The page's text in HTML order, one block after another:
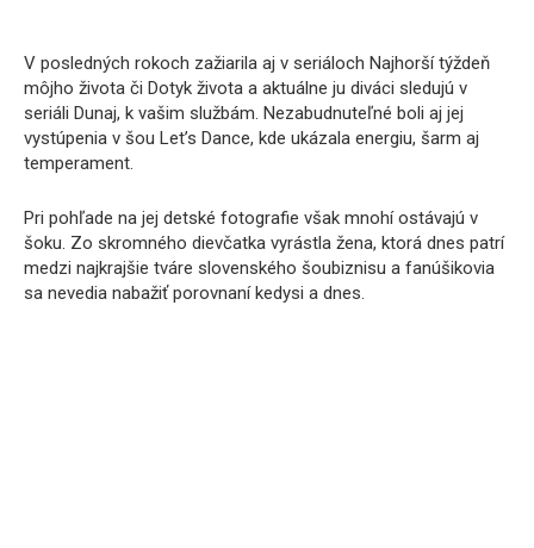
V posledných rokoch zažiarila aj v seriáloch Najhorší týždeň
môjho života či Dotyk života a aktuálne ju diváci sledujú v
seriáli Dunaj, k vašim službám. Nezabudnuteľné boli aj jej
vystúpenia v šou Let’s Dance, kde ukázala energiu, šarm aj
temperament.
Pri pohľade na jej detské fotografie však mnohí ostávajú v
šoku. Zo skromného dievčatka vyrástla žena, ktorá dnes patrí
medzi najkrajšie tváre slovenského šoubiznisu a fanúšikovia
sa nevedia nabažiť porovnaní kedysi a dnes.